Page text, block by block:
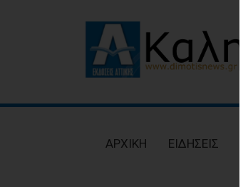
ΕΙΔΗΣΕΙΣ
AΡΧΙΚΗ ΕΙΔΗΣΕΙΣ